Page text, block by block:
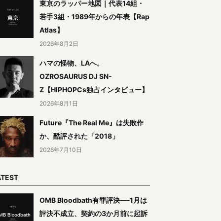
東京のラッパー地図｜代表14組・
若手3組・1989年からの年表【Rap
Atlas】
2026年8月2日
ハマの怪物、LAへ。
OZROSAURUS DJ SN-
Z【HIPHOPCs独占インタビュー】
2026年8月1日
Future『The Real Me』は失敗作
か、酷評された「2018」
2026年7月10日
OMB Bloodbath有罪評決──1月は
評決不成立、契約の3か月前に起訴